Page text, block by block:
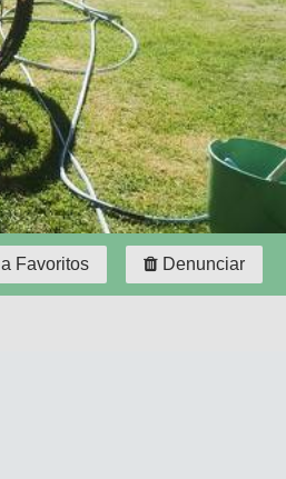
Favoritos Denunciar